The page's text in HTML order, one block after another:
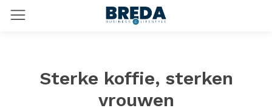
Sterke koffie, sterken
vrouwen